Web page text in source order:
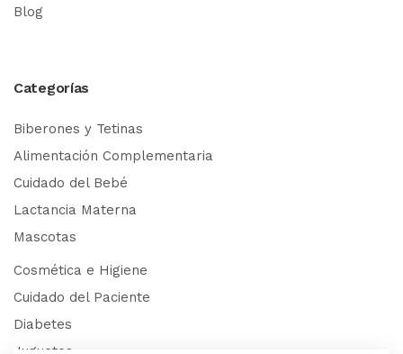
Blog
Categorías
Biberones y Tetinas
Alimentación Complementaria
Cuidado del Bebé
Lactancia Materna
Mascotas
Cosmética e Higiene
Cuidado del Paciente
Diabetes